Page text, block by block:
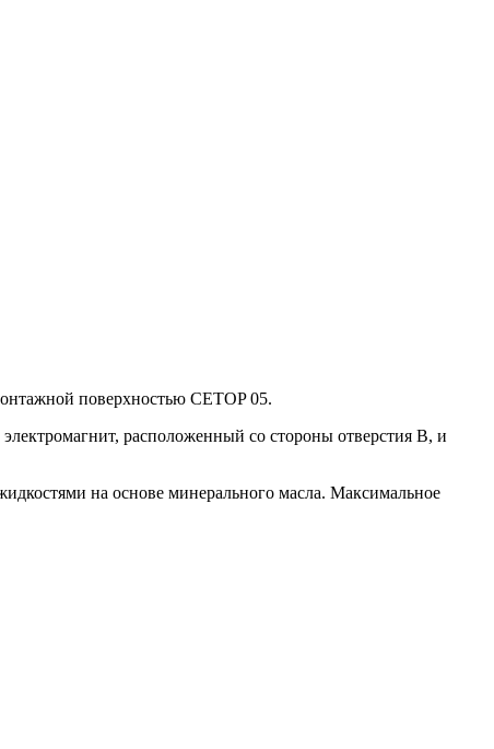
поверхностью CETOP 05.
расположенный со стороны отверстия B, и
на основе минерального масла. Максимальное